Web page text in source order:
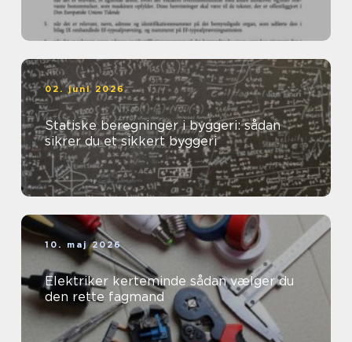
02. juni 2026
Statiske beregninger i byggeri: sådan
sikrer du et sikkert byggeri
10. maj 2026
Elektriker kerteminde sådan vælger du
den rette fagmand